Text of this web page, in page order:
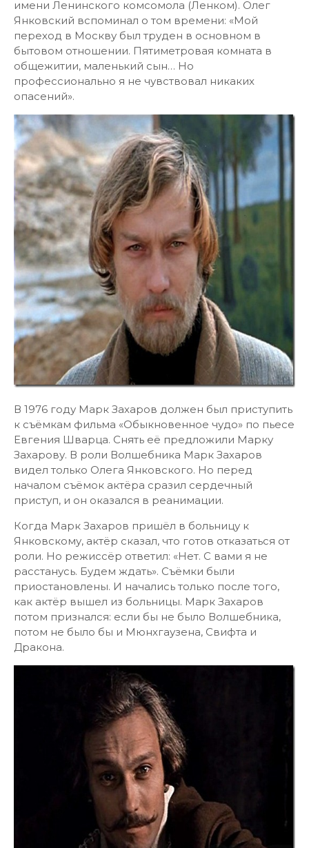
имени Ленинского комсомола (Ленком). Олег
Янковский вспоминал о том времени: «Мой
переход в Москву был труден в основном в
бытовом отношении. Пятиметровая комната в
общежитии, маленький сын… Но
профессионально я не чувствовал никаких
опасений».
В 1976 году Марк Захаров должен был приступить
к съёмкам фильма «Обыкновенное чудо» по пьесе
Евгения Шварца. Снять её предложили Марку
Захарову. В роли Волшебника Марк Захаров
видел только Олега Янковского. Но перед
началом съёмок актёра сразил сердечный
приступ, и он оказался в реанимации.
Когда Марк Захаров пришёл в больницу к
Янковскому, актёр сказал, что готов отказаться от
роли. Но режиссёр ответил: «Нет. С вами я не
расстанусь. Будем ждать». Съёмки были
приостановлены. И начались только после того,
как актёр вышел из больницы. Марк Захаров
потом признался: если бы не было Волшебника,
потом не было бы и Мюнхгаузена, Свифта и
Дракона.